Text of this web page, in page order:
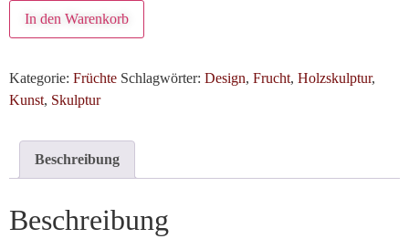
In den Warenkorb
Kategorie: Früchte Schlagwörter: Design, Frucht, Holzskulptur,
Kunst, Skulptur
Beschreibung
Beschreibung